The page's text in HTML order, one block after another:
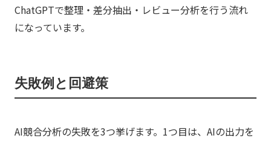
ChatGPTで整理・差分抽出・レビュー分析を行う流れ
になっています。
失敗例と回避策
AI競合分析の失敗を3つ挙げます。1つ目は、AIの出力を